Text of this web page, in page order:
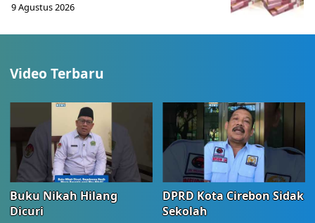
9 Agustus 2026
Video Terbaru
Buku Nikah Hilang
Dicuri
DPRD Kota Cirebon Sidak
Sekolah